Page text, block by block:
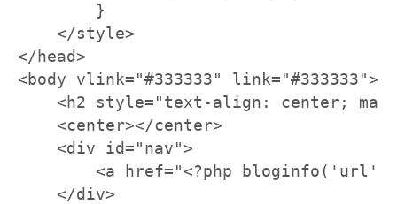
        }
    </style>
</head>
<body vlink="#333333" link="#333333">
<h2 style="text-align: center;
    <center></center>
    <div id="nav">
<a href="<?php
    </div>